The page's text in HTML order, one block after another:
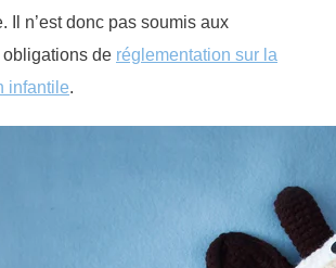
Il n’est donc pas soumis aux
obligations de réglementation sur la
infantile.